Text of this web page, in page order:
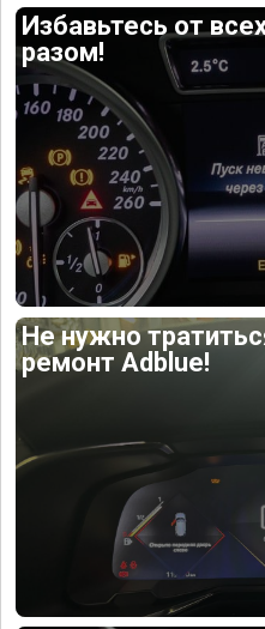
Избавьтесь от
разом!
Не нужно
ремонт Adblue!